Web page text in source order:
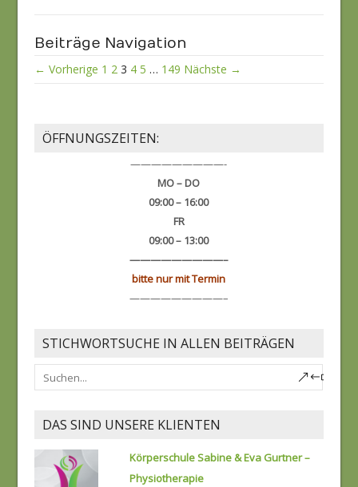
Beiträge Navigation
← Vorherige 1 2 3 4 5 … 149 Nächste →
ÖFFNUNGSZEITEN:
—————————-
MO – DO
09:00 – 16:00
FR
09:00 – 13:00
—————————–
bitte nur mit Termin
—————————–
STICHWORTSUCHE IN ALLEN BEITRÄGEN
DAS SIND UNSERE KLIENTEN
Körperschule Sabine & Eva Gurtner –
Physiotherapie